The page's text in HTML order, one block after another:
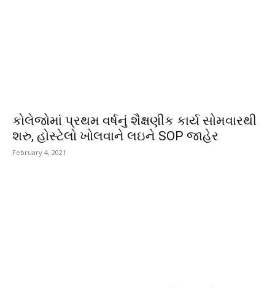
કોલેજોમાં પ્રથમ વર્ષનું શૈક્ષણીક કાર્ય સોમવારથી
શરુ, હોસ્ટેલો ખોલવાને લઇને SOP જાહેર
February 4, 2021